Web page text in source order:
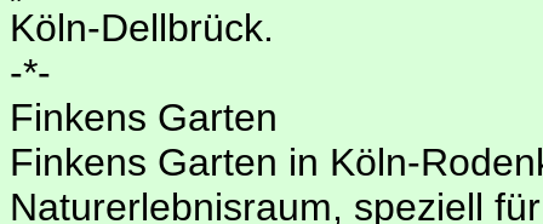
Köln-Dellbrück.
-*-
Finkens Garten
Finkens Garten in Köln-
Naturerlebnisraum, speziell